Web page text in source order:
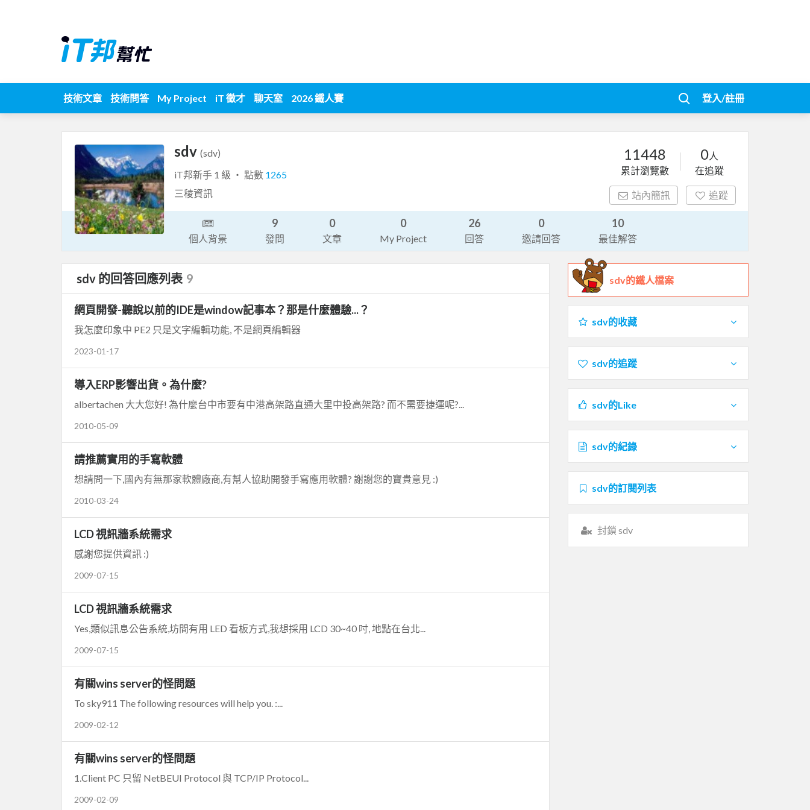
技術文章 技術問答 My Project iT 徵才 聊天室 2026 鐵人賽 登入/註冊
sdv (sdv)
iT邦新手 1 級 ‧ 點數 1265
三稜資訊
11448
累計瀏覽數
0人
在追蹤
站內簡訊 追蹤
個人背景
9
發問
0
文章
0
My Project
26
回答
0
邀請回答
10
最佳解答
sdv 的回答回應列表 9
網頁開發-聽說以前的IDE是window記事本？那是什麼體驗...？
我怎麼印象中 PE2 只是文字編輯功能, 不是網頁編輯器
2023-01-17
導入ERP影響出貨。為什麼?
albertachen 大大您好! 為什麼台中市要有中港高架路直通大里中投高架路? 而不需要捷運呢?...
2010-05-09
請推薦實用的手寫軟體
想請問一下,國內有無那家軟體廠商,有幫人協助開發手寫應用軟體? 謝謝您的寶貴意見 :)
2010-03-24
LCD 視訊牆系統需求
感謝您提供資訊 :)
2009-07-15
LCD 視訊牆系統需求
Yes,類似訊息公告系統,坊間有用 LED 看板方式,我想採用 LCD 30~40 吋, 地點在台北...
2009-07-15
有關wins server的怪問題
To sky911 The following resources will help you. :...
2009-02-12
有關wins server的怪問題
1.Client PC 只留 NetBEUI Protocol 與 TCP/IP Protocol...
2009-02-09
sdv的鐵人檔案
sdv的收藏
sdv的追蹤
sdv的Like
sdv的紀錄
sdv的訂閱列表
封鎖 sdv